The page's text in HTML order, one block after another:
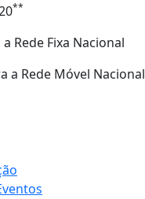
**
Rede Fixa Nacional
a Rede Móvel Nacional